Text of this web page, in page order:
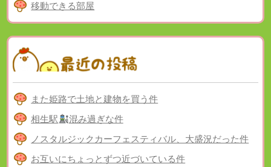
移動できる部屋
また姫路で土地と建物を買う件
相生駅
混み過ぎな件
ノスタルジックカーフェスティバル、大盛況だった件
お互いにちょっとずつ近づいている件